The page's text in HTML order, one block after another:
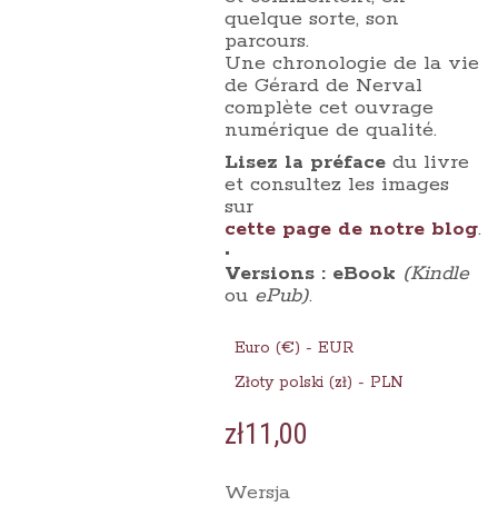
quelque sorte, son
parcours.
Une chronologie de la vie
de Gérard de Nerval
complète cet ouvrage
numérique de qualité.
Lisez la préfacedu livre
et consultez les images
sur
cette page de notre blog.
•
Versions : eBook (Kindle
ouePub).
Euro (€) - EUR
Złoty polski (zł) - PLN
zł11,00
Wersja